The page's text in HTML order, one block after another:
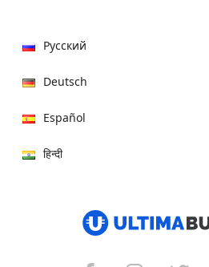
Русский
Deutsch
Español
हिन्दी